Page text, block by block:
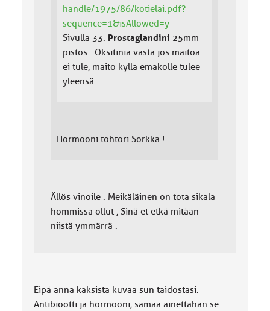
handle/1975/86/kotielai.pdf?
sequence=1&isAllowed=y
Sivulla 33. Prostaglandini 25mm
pistos . Oksitinia vasta jos maitoa
ei tule, maito kyllä emakolle tulee
yleensä .
Hormooni tohtori Sorkka !
Ällös vinoile . Meikäläinen on tota sikala
hommissa ollut , Sinä et etkä mitään
niistä ymmärrä .
Eipä anna kaksista kuvaa sun taidostasi.
Antibiootti ja hormooni, samaa ainettahan se